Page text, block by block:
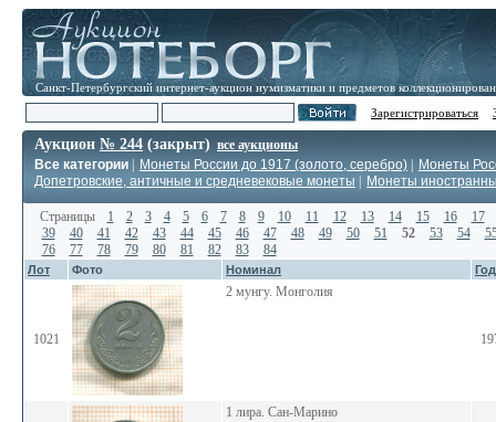
Санкт-Петербургский интернет-аукцион нумизматики и предметов
Зарегистрироваться
Аукцион № 244 (закрыт) все аукционы
Все категории
Монеты России до 1917 (золото, серебро)
Монеты
Допетровские, античные и средневековые монеты
Монеты
Страницы 1 2 3 4 5 6 7 8 9 10 11 12 13 14 15 16
17
39
40 41 42 43 44 45 46 47 48 49 50 51 52 53 54
76
77 78 79 80 81 82 83 84
Лот Фото Номинал Год
1021
2 мунгу. Монголия
1 лира. Сан-Марино